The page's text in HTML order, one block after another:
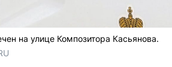
на улице Композитора Касьянова.